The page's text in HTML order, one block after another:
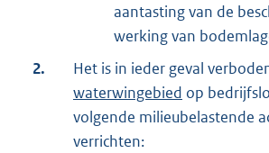
aantasting van de
werking van
2.
Het is in ieder geval
waterwingebied op
volgende milieubelastende
verrichten: